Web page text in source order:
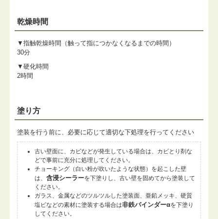
乾燥時間
▼指触乾燥時間（触って指につかなくなるまでの時間）
30分
▼硬化時間
2時間
塗り方
塗装を行う前に、必要に応じて適切な下処理を行ってください
古い壁面に、カビなどが発生している場合は、カビとり剤な
どで事前に充分に処理してください。
チョーキング（白い粉が吹いたような状態）を起こした壁
は、 含浸シーラーを下塗りし、古い壁を固めてから塗装して
ください。
ガラス、金属などのツルツルした塗装面、亜鉛メッキ、硬質
塩ビなどの素材に塗装する場合は非鉄バインダーαを下塗り
してください。